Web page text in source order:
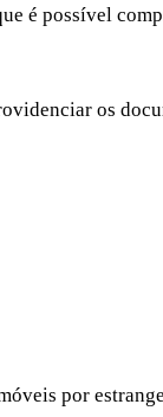
é possível
os
por